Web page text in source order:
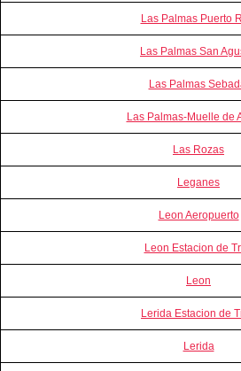
Las Palmas Puerto
Las Palmas San
Las Palmas
Las Palmas-Muelle de
Las Rozas
Leganes
Leon Aeropuerto
Leon Estacion de
Leon
Lerida Estacion de
Lerida